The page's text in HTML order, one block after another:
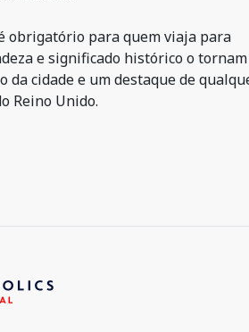
obrigatório para quem viaja para
e significado histórico o tornam
da cidade e um destaque de
Reino Unido.